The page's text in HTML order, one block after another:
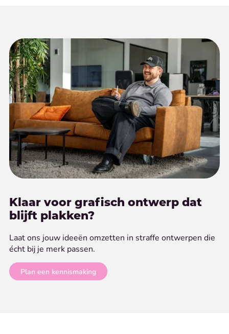
Klaar voor grafisch ontwerp dat
blijft plakken?
Laat ons jouw ideeën omzetten in straffe ontwerpen die
écht bij je merk passen.
Plan een kennismaking